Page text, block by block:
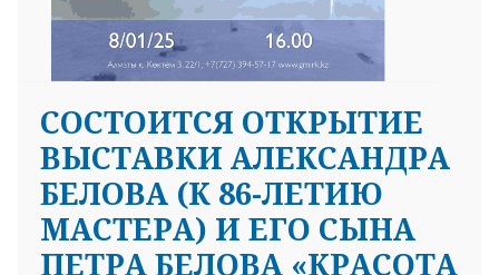
СОСТОИТСЯ ОТКРЫТИЕ
ВЫСТАВКИ АЛЕКСАНДРА
БЕЛОВА (К 86-ЛЕТИЮ
МАСТЕРА) И ЕГО СЫНА
ПЕТРА БЕЛОВА «КРАСОТА